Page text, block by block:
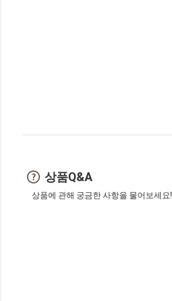
상품Q&A
상품에 관해 궁금한 사항을 물어보세요!